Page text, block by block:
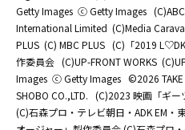
Getty Images ⓒ Getty Images (C)ABC
International Limited (C)Media
PLUS (C) MBC PLUS (C)「2019
作委員会 (C)UP-FRONT WORKS
Images ⓒ Getty Images ©2026 TAKE
SHOBO CO.,LTD. (C)2023 映画「ギー
(C)石森プロ・テレビ朝日・ADK EM・